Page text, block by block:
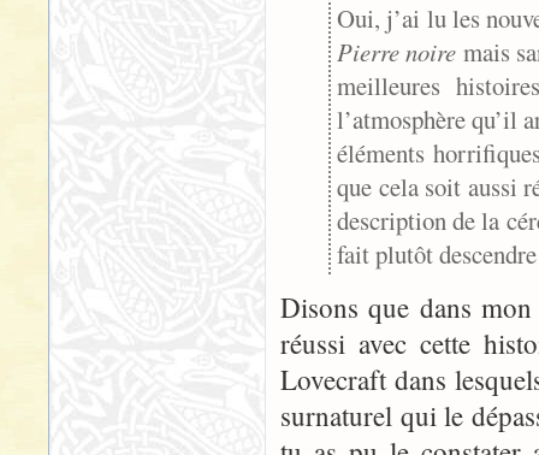
Oui, j’ai lu les
Pierre noire mais
meilleures
l’atmosphère qu’il
éléments
que cela soit aussi
description de la
fait plutôt
Disons que dans
réussi avec cette
Lovecraft dans
surnaturel qui le